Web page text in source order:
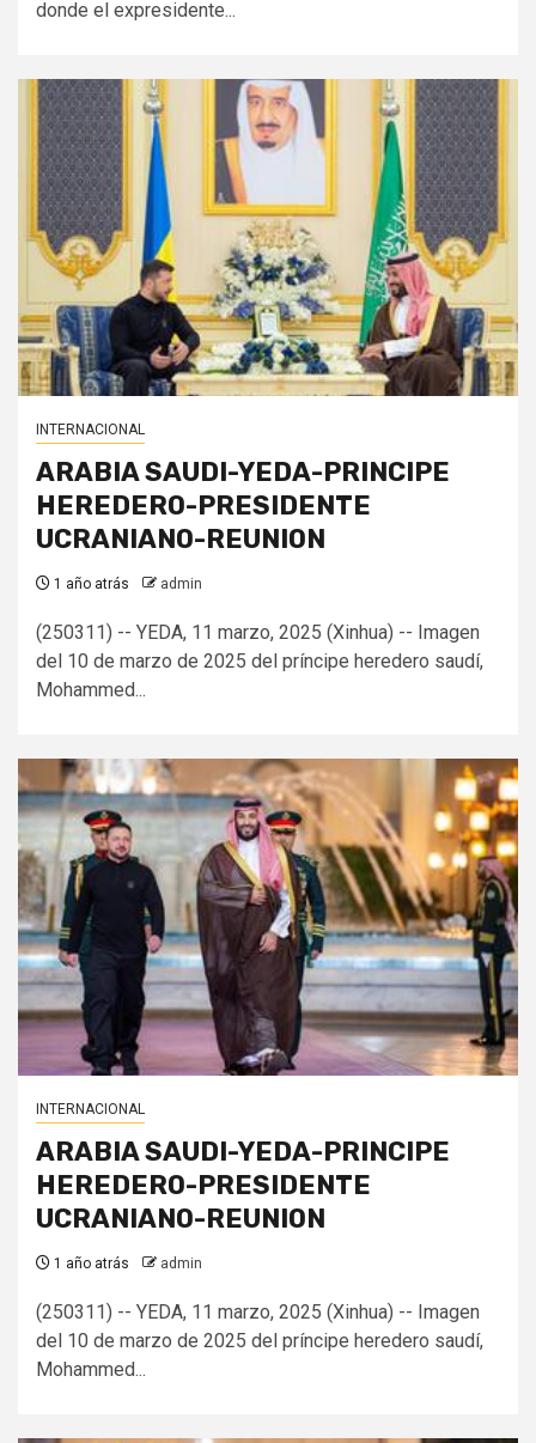
donde el expresidente...
INTERNACIONAL
ARABIA SAUDI-YEDA-PRINCIPE
HEREDERO-PRESIDENTE
UCRANIANO-REUNION
1 año atrás admin
(250311) -- YEDA, ​​11 marzo, 2025 (Xinhua) -- Imagen
del 10 de marzo de 2025 del príncipe heredero saudí,
Mohammed...
INTERNACIONAL
ARABIA SAUDI-YEDA-PRINCIPE
HEREDERO-PRESIDENTE
UCRANIANO-REUNION
1 año atrás admin
(250311) -- YEDA, 11 marzo, 2025 (Xinhua) -- Imagen
del 10 de marzo de 2025 del príncipe heredero saudí,
Mohammed...